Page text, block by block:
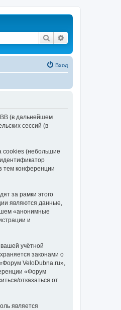
Поиск
Вход
(в дальнейшем
сессий (в
cookies (небольшие
тем конференции
за рамки этого
являются данные,
«анонимные
и
учётной
законами о
VeloDubna.ru»,
«Форум
отказаться от
является